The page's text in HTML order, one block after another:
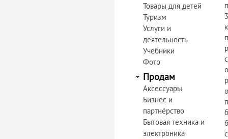
Товары для детей
Туризм
Услуги и
деятельность
Учебники
Фото
Продам
Аксессуары
Бизнес и
партнёрство
Бытовая техника и
электроника